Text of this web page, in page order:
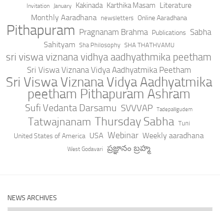
Invitation January Kakinada Karthika Masam Literature
Monthly Aaradhana
newsletters Online Aaradhana
Pithapuram Pragnanam Brahma Publications Sabha
Sahityam Sha Philosophy SHA THATHVAMU
sri viswa viznana vidhya aadhyathmika peetham
Sri Viswa Viznana Vidya Aadhyatmika Peetham
Sri Viswa Viznana Vidya Aadhyatmika
peetham Pithapuram Ashram
Sufi Vedanta Darsamu SVVVAP Tadepalligudem
Tatwajnanam Thursday Sabha Tuni
United States of America USA Webinar Weekly aaradhana
West Godavari ప్రజ్ఞానం బ్రహ్మ
NEWS ARCHIVES